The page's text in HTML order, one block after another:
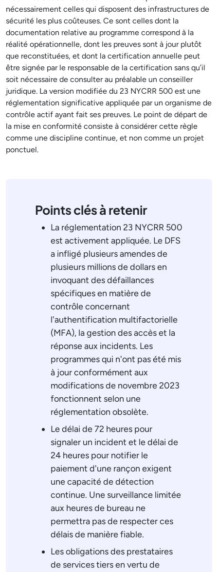
nécessairement celles qui disposent des infrastructures de
sécurité les plus coûteuses. Ce sont celles dont la
documentation relative au programme correspond à la
réalité opérationnelle, dont les preuves sont à jour plutôt
que reconstituées, et dont la certification annuelle peut
être signée par le responsable de la certification sans qu’il
soit nécessaire de consulter au préalable un conseiller
juridique. La version modifiée du 23 NYCRR 500 est une
réglementation significative appliquée par un organisme de
contrôle actif ayant fait ses preuves. Le point de départ de
la mise en conformité consiste à considérer cette règle
comme une discipline continue, et non comme un projet
ponctuel.
Points clés à retenir
La réglementation 23 NYCRR 500
est activement appliquée. Le DFS
a infligé plusieurs amendes de
plusieurs millions de dollars en
invoquant des défaillances
spécifiques en matière de
contrôle concernant
l'authentification multifactorielle
(MFA), la gestion des accès et la
réponse aux incidents. Les
programmes qui n'ont pas été mis
à jour conformément aux
modifications de novembre 2023
fonctionnent selon une
réglementation obsolète.
Le délai de 72 heures pour
signaler un incident et le délai de
24 heures pour notifier le
paiement d'une rançon exigent
une capacité de détection
continue. Une surveillance limitée
aux heures de bureau ne
permettra pas de respecter ces
délais de manière fiable.
Les obligations des prestataires
de services tiers en vertu de